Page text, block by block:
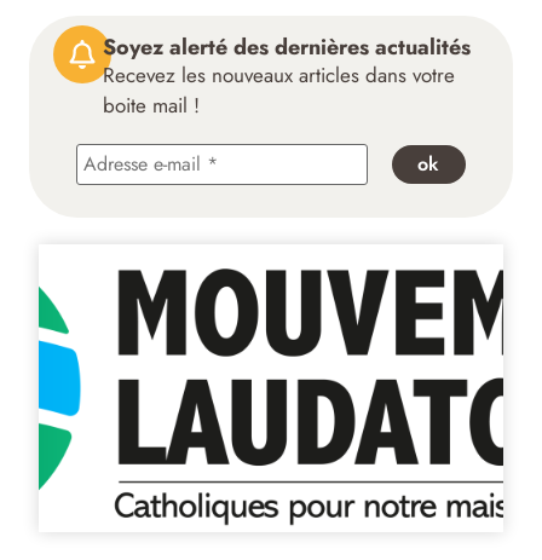
Soyez alerté des dernières actualités
Recevez les nouveaux articles dans votre
boite mail !